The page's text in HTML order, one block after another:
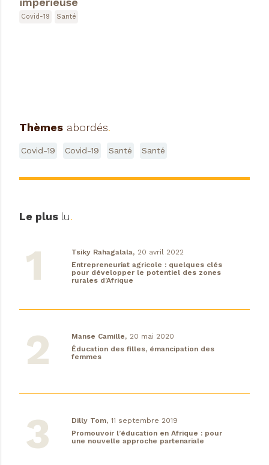
Covid-19 Santé
Thèmes abordés.
Covid-19 Covid-19 Santé Santé
Le plus lu.
Tsiky Rahagalala, 20 avril 2022
Entrepreneuriat agricole : quelques clés
pour développer le potentiel des zones
rurales d’Afrique
Manse Camille, 20 mai 2020
Éducation des filles, émancipation des
femmes
Dilly Tom, 11 septembre 2019
Promouvoir l’éducation en Afrique : pour
une nouvelle approche partenariale